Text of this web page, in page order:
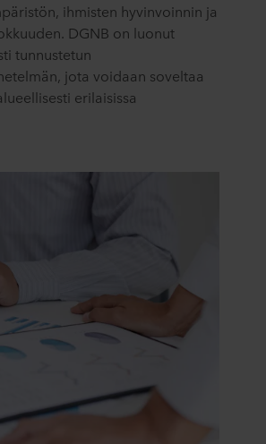
ihmisten hyvinvoinnin ja
DGNB on luonut
tunnustetun
jota voidaan soveltaa
erilaisissa